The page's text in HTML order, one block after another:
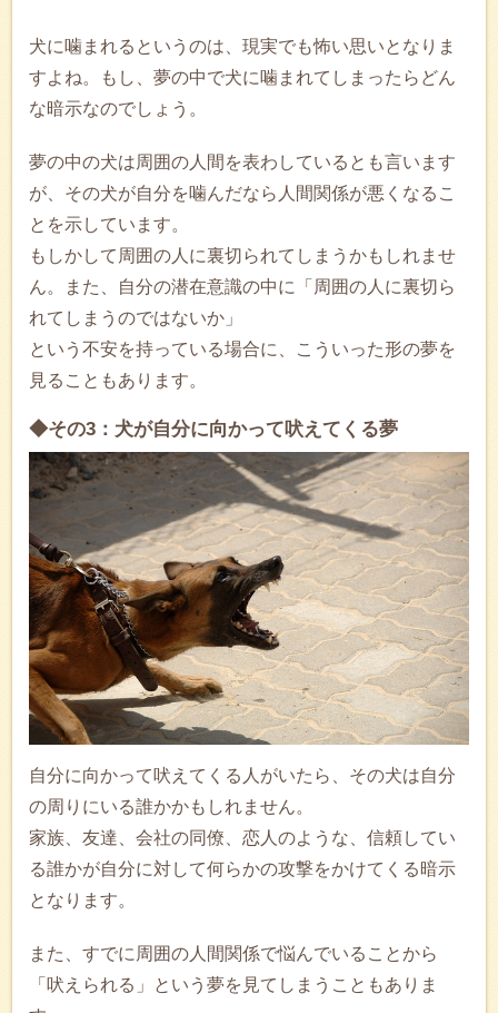
犬に噛まれるというのは、現実でも怖い思いとなりま
すよね。もし、夢の中で犬に噛まれてしまったらどん
な暗示なのでしょう。
夢の中の犬は周囲の人間を表わしているとも言います
が、その犬が自分を噛んだなら人間関係が悪くなるこ
とを示しています。
もしかして周囲の人に裏切られてしまうかもしれませ
ん。また、自分の潜在意識の中に「周囲の人に裏切ら
れてしまうのではないか」
という不安を持っている場合に、こういった形の夢を
見ることもあります。
◆その3：犬が自分に向かって吠えてくる夢
自分に向かって吠えてくる人がいたら、その犬は自分
の周りにいる誰かかもしれません。
家族、友達、会社の同僚、恋人のような、信頼してい
る誰かが自分に対して何らかの攻撃をかけてくる暗示
となります。
また、すでに周囲の人間関係で悩んでいることから
「吠えられる」という夢を見てしまうこともありま